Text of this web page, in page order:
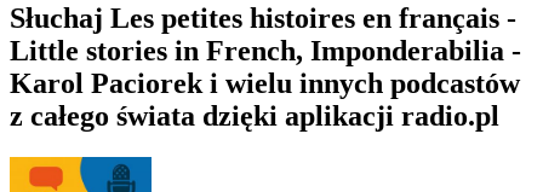
Słuchaj Les petites histoires en français -
Little stories in French, Imponderabilia -
Karol Paciorek i wielu innych podcastów
z całego świata dzięki aplikacji radio.pl